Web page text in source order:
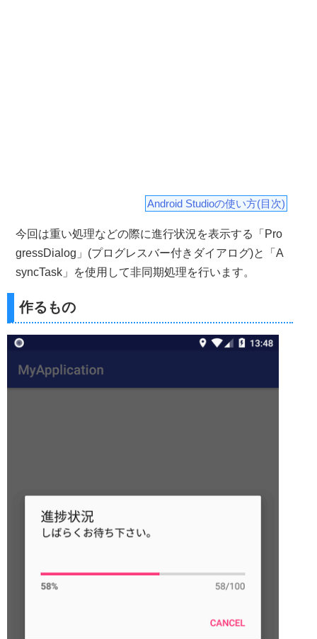
Android Studioの使い方(目次)
今回は重い処理などの際に進行状況を表示する「Pro
gressDialog」(プログレスバー付きダイアログ)と「A
syncTask」を使用して非同期処理を行います。
作るもの